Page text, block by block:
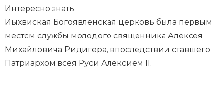
Интересно знать
Йыхвиская Богоявленская церковь была первым
местом службы молодого священника Алексея
Михайловича Ридигера, впоследствии ставшего
Патриархом всея Руси Алексием II.